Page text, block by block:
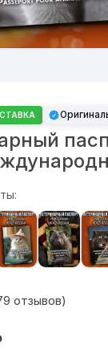
отзывов)
Текущая